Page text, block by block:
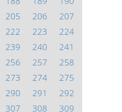
205 206
207
222 223
224
239 240
241
256 257
258
273 274
275
290 291
292
307 308 309